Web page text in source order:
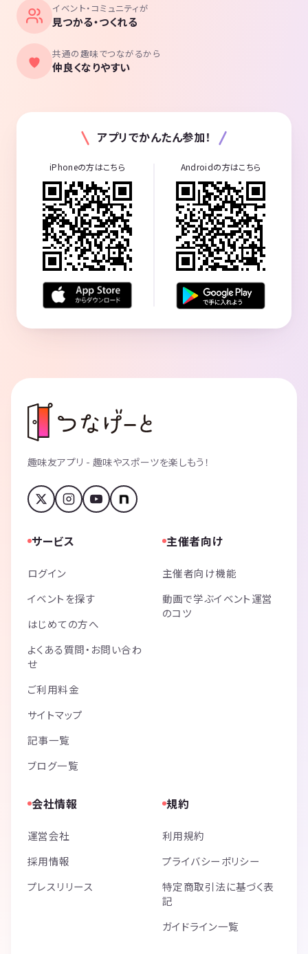
イベント・コミュニティが
見つかる・つくれる
共通の趣味でつながるから
仲良くなりやすい
アプリでかんたん参加！
iPhoneの方はこちら Androidの方はこちら
趣味友アプリ - 趣味やスポーツを楽しもう！
サービス
ログイン
イベントを探す
はじめての方へ
よくある質問・お問い合わ
せ
ご利用料金
サイトマップ
記事一覧
ブログ一覧
主催者向け
主催者向け機能
動画で学ぶイベント運営
のコツ
会社情報
運営会社
採用情報
プレスリリース
規約
利用規約
プライバシーポリシー
特定商取引法に基づく表
記
ガイドライン一覧